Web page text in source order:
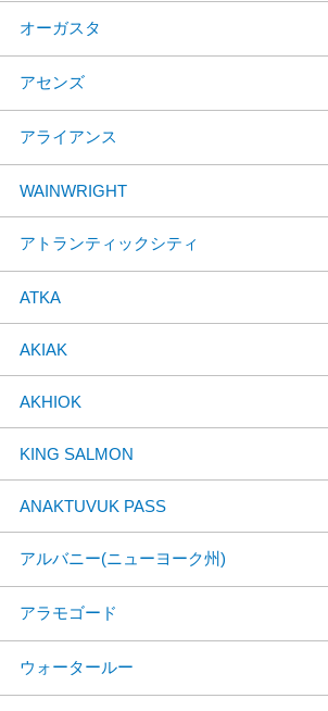
オーガスタ
アセンズ
アライアンス
WAINWRIGHT
アトランティックシティ
ATKA
AKIAK
AKHIOK
KING SALMON
ANAKTUVUK PASS
アルバニー(ニューヨーク州)
アラモゴード
ウォータールー